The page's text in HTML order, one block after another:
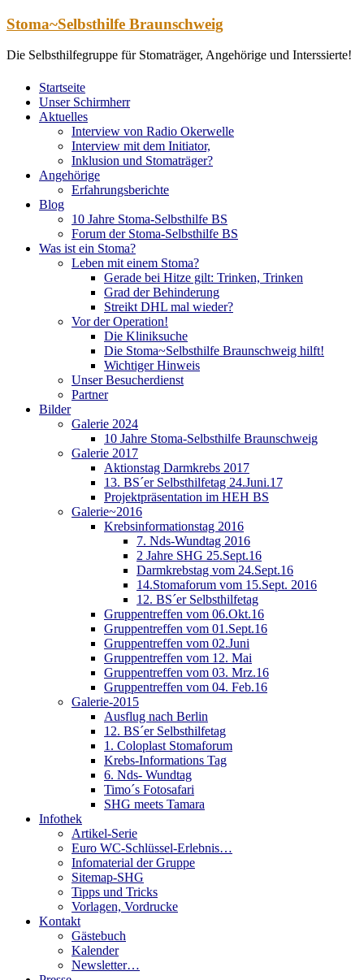
Zum
springen
Stoma~Selbsthilfe Braunschweig
Die Selbsthilfegruppe für Stomaträger, Angehörige und Interssierte!
Startseite
Unser Schirmherr
Aktuelles
Interview von Radio Okerwelle
Interview mit dem Initiator,
Inklusion und Stomaträger?
Angehörige
Erfahrungsberichte
Blog
10 Jahre Stoma-Selbsthilfe BS
Forum der Stoma-Selbsthilfe BS
Was ist ein Stoma?
Leben mit einem Stoma?
Gerade bei Hitze gilt: Trinken, Trinken
Grad der Behinderung
Streikt DHL mal wieder?
Vor der Operation!
Die Kliniksuche
Die Stoma~Selbsthilfe Braunschweig hilft!
Wichtiger Hinweis
Unser Besucherdienst
Partner
Bilder
Galerie 2024
10 Jahre Stoma-Selbsthilfe Braunschweig
Galerie 2017
Aktionstag Darmkrebs 2017
13. BS´er Selbsthilfetag 24.Juni.17
Projektpräsentation im HEH BS
Galerie~2016
Krebsinformationstag 2016
7. Nds-Wundtag 2016
2 Jahre SHG 25.Sept.16
Darmkrebstag vom 24.Sept.16
14.Stomaforum vom 15.Sept. 2016
12. BS´er Selbsthilfetag
Gruppentreffen vom 06.Okt.16
Gruppentreffen vom 01.Sept.16
Gruppentreffen vom 02.Juni
Gruppentreffen vom 12. Mai
Gruppentreffen vom 03. Mrz.16
Gruppentreffen vom 04. Feb.16
Galerie-2015
Ausflug nach Berlin
12. BS´er Selbsthilfetag
1. Coloplast Stomaforum
Krebs-Informations Tag
6. Nds- Wundtag
Timo´s Fotosafari
SHG meets Tamara
Infothek
Artikel-Serie
Euro WC-Schlüssel-Erlebnis…
Infomaterial der Gruppe
Sitemap-SHG
Tipps und Tricks
Vorlagen, Vordrucke
Kontakt
Gästebuch
Kalender
Newsletter…